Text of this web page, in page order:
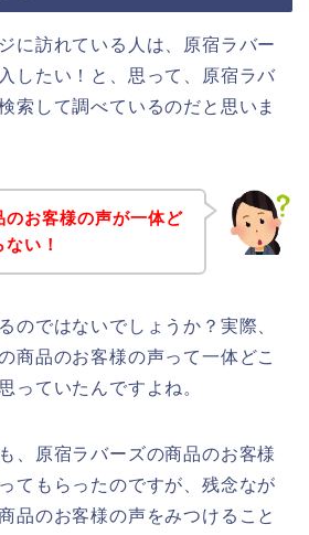
に訪れている人は、原宿ラバー
したい！と、思って、原宿ラバ
索して調べているのだと思いま
のお客様の声が一体ど
い！
のではないでしょうか？実際、
商品のお客様の声って一体どこ
っていたんですよね。
、原宿ラバーズの商品のお客様
てもらったのですが、残念なが
品のお客様の声をみつけること